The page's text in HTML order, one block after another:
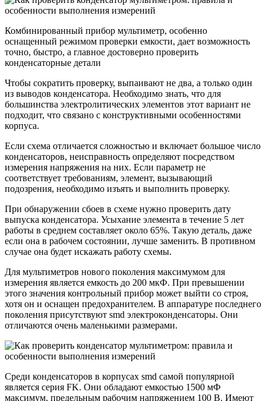
Комбинированный прибор мультиметр, особенно
оснащенный режимом проверки емкости, дает возможность
точно, быстро, а главное достоверно проверить
конденсаторные детали
Чтобы сократить проверку, выпаивают не два, а только один
из выводов конденсатора. Необходимо знать, что для
большинства электролитических элементов этот вариант не
подходит, что связано с конструктивными особенностями
корпуса.
Если схема отличается сложностью и включает большое число
конденсаторов, неисправность определяют посредством
измерения напряжения на них. Если параметр не
соответствует требованиям, элемент, вызывающий
подозрения, необходимо изъять и выполнить проверку.
При обнаружении сбоев в схеме нужно проверить дату
выпуска конденсатора. Усыхание элемента в течение 5 лет
работы в среднем составляет около 65%. Такую деталь, даже
если она в рабочем состоянии, лучше заменить. В противном
случае она будет искажать работу схемы.
Для мультиметров нового поколения максимумом для
измерения является емкость до 200 мкФ. При превышении
этого значения контрольный прибор может выйти со строя,
хотя он и оснащен предохранителем. В аппаратуре последнего
поколения присутствуют smd электроконденсаторы. Они
отличаются очень маленькими размерами.
Среди конденсаторов в корпусах smd самой популярной
является серия FK. Они обладают емкостью 1500 мФ
максимум, предельным рабочим напряжением 100 В. Имеют